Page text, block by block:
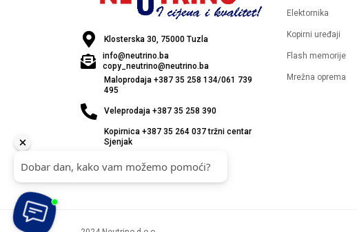
Klosterska 30, 75000 Tuzla
info@neutrino.ba
copy_neutrino@neutrino.ba
Maloprodaja +387 35 258 134/061 739
495
Veleprodaja +387 35 258 390
Kopirnica +387 35 264 037 tržni centar
Sjenjak
Elektornika
Kopirni uređaji
Flash memorije
Mrežna oprema